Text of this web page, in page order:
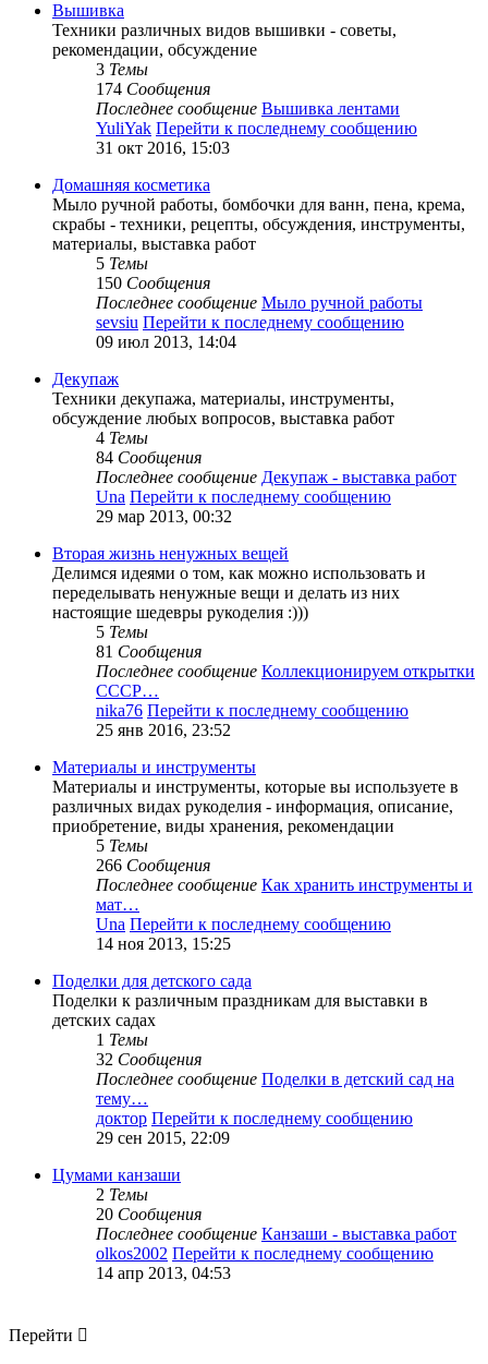
Вышивка
Техники различных видов вышивки - советы,
рекомендации, обсуждение
3 Темы
174 Сообщения
Последнее сообщение Вышивка лентами
YuliYak Перейти к последнему сообщению
31 окт 2016, 15:03
Домашняя косметика
Мыло ручной работы, бомбочки для ванн, пена, крема,
скрабы - техники, рецепты, обсуждения, инструменты,
материалы, выставка работ
5 Темы
150 Сообщения
Последнее сообщение Мыло ручной работы
sevsiu Перейти к последнему сообщению
09 июл 2013, 14:04
Декупаж
Техники декупажа, материалы, инструменты,
обсуждение любых вопросов, выставка работ
4 Темы
84 Сообщения
Последнее сообщение Декупаж - выставка работ
Una Перейти к последнему сообщению
29 мар 2013, 00:32
Вторая жизнь ненужных вещей
Делимся идеями о том, как можно использовать и
переделывать ненужные вещи и делать из них
настоящие шедевры рукоделия :)))
5 Темы
81 Сообщения
Последнее сообщение Коллекционируем открытки
СССР…
nika76 Перейти к последнему сообщению
25 янв 2016, 23:52
Материалы и инструменты
Материалы и инструменты, которые вы используете в
различных видах рукоделия - информация, описание,
приобретение, виды хранения, рекомендации
5 Темы
266 Сообщения
Последнее сообщение Как хранить инструменты и
мат…
Una Перейти к последнему сообщению
14 ноя 2013, 15:25
Поделки для детского сада
Поделки к различным праздникам для выставки в
детских садах
1 Темы
32 Сообщения
Последнее сообщение Поделки в детский сад на
тему…
доктор Перейти к последнему сообщению
29 сен 2015, 22:09
Цумами канзаши
2 Темы
20 Сообщения
Последнее сообщение Канзаши - выставка работ
olkos2002 Перейти к последнему сообщению
14 апр 2013, 04:53
Перейти